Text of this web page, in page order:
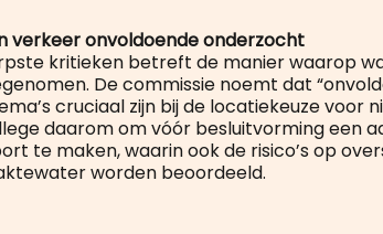
verkeer onvoldoende onderzocht
kritieken betreft de manier waarop
De commissie noemt dat
cruciaal zijn bij de locatiekeuze voor
daarom om vóór besluitvorming een
te maken, waarin ook de risico’s op
worden beoordeeld.